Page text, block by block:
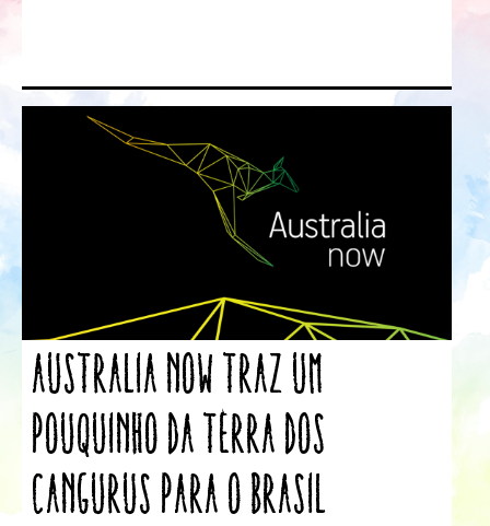
Australia Now traz um
pouquinho da terra dos
cangurus para o Brasil